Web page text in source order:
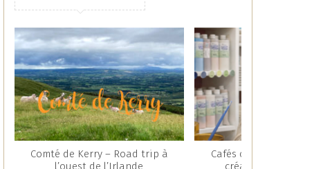
Comté de Kerry – Road trip à
l’ouest de l’Irlande
Cafés céramique : une
créative et